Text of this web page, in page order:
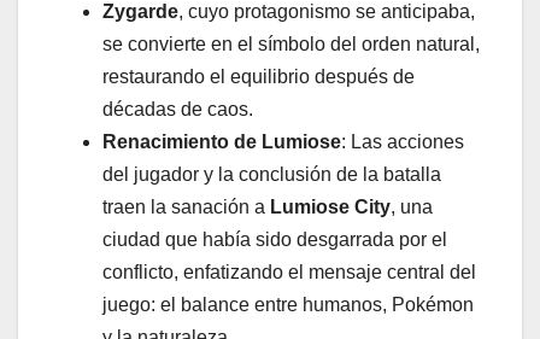
Zygarde, cuyo protagonismo se anticipaba,
se convierte en el símbolo del orden natural,
restaurando el equilibrio después de
décadas de caos.
Renacimiento de Lumiose: Las acciones
del jugador y la conclusión de la batalla
traen la sanación a Lumiose City, una
ciudad que había sido desgarrada por el
conflicto, enfatizando el mensaje central del
juego: el balance entre humanos, Pokémon